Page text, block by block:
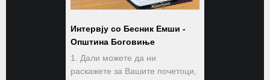
Интервју со Бесник Емши -
Општина Боговиње
1. Дали можете да ни
раскажете за Вашите почетоци,